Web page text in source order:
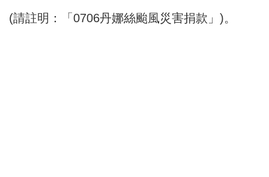
(請註明：「0706丹娜絲颱風災害捐款」)。